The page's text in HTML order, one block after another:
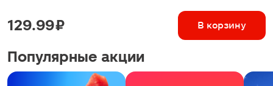
129.99 ₽ В корзину
Популярные акции